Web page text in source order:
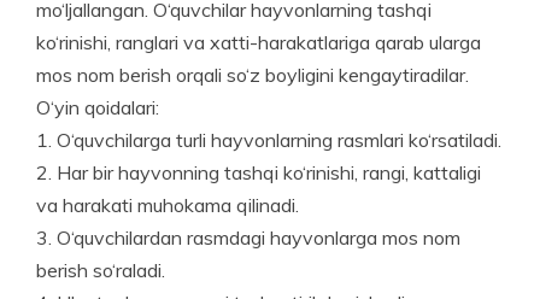
mo‘ljallangan. O‘quvchilar hayvonlarning tashqi
ko‘rinishi, ranglari va xatti-harakatlariga qarab ularga
mos nom berish orqali so‘z boyligini kengaytiradilar.
O‘yin qoidalari:
1. O‘quvchilarga turli hayvonlarning rasmlari ko‘rsatiladi.
2. Har bir hayvonning tashqi ko‘rinishi, rangi, kattaligi
va harakati muhokama qilinadi.
3. O‘quvchilardan rasmdagi hayvonlarga mos nom
berish so‘raladi.